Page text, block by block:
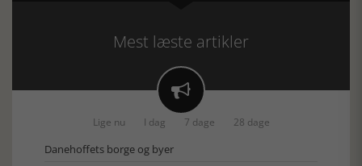
Mest læste artikler

Lige nu I dag 7 dage 28 dage
Danehoffets borge og byer